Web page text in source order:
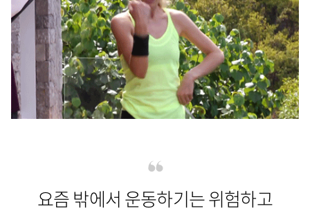
요즘 밖에서 운동하기는 위험하고